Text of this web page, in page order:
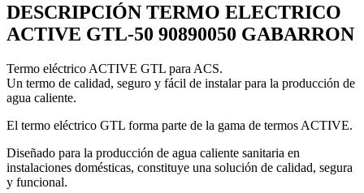
DESCRIPCIÓN TERMO ELECTRICO
ACTIVE GTL-50 90890050 GABARRON
Termo eléctrico ACTIVE GTL para ACS.
Un termo de calidad, seguro y fácil de instalar para la producción de
agua caliente.
El termo eléctrico GTL forma parte de la gama de termos ACTIVE.
Diseñado para la producción de agua caliente sanitaria en
instalaciones domésticas, constituye una solución de calidad, segura
y funcional.